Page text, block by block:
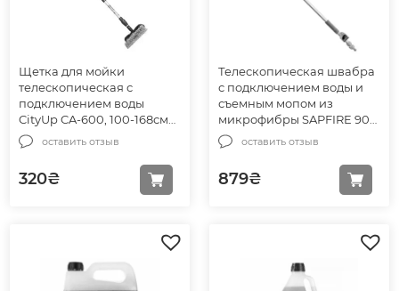
Щетка для мойки
телескопическая с
подключением воды
CityUp CA-600, 100-168см
(886001)оставить отзыв
320₴
Телескопическая швабра
с подключением воды и
съемным мопом из
микрофибры SAPFIRE 90-
165см (002944)
оставить отзыв
879₴